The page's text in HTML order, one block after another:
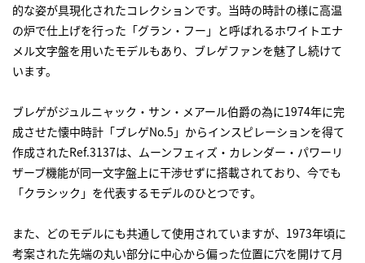
的な姿が具現化されたコレクションです。当時の時計の様に高温
の炉で仕上げを行った「グラン・フー」と呼ばれるホワイトエナ
メル文字盤を用いたモデルもあり、ブレゲファンを魅了し続けて
います。
ブレゲがジュルニャック・サン・メアール伯爵の為に1974年に完
成させた懐中時計「ブレゲNo.5」からインスピレーションを得て
作成されたRef.3137は、ムーンフェィズ・カレンダー・パワーリ
ザーブ機能が同一文字盤上に干渉せずに搭載されており、今でも
「クラシック」を代表するモデルのひとつです。
また、どのモデルにも共通して使用されていますが、1973年頃に
考案された先端の丸い部分に中心から偏った位置に穴を開けて月